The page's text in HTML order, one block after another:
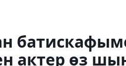
актер өз